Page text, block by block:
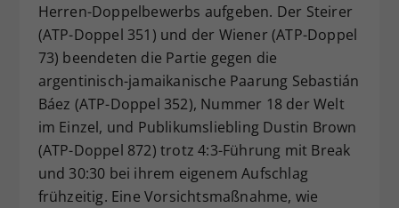
Herren-Doppelbewerbs aufgeben. Der Steirer
(ATP-Doppel 351) und der Wiener (ATP-Doppel
73) beendeten die Partie gegen die
argentinisch-jamaikanische Paarung Sebastián
Báez (ATP-Doppel 352), Nummer 18 der Welt
im Einzel, und Publikumsliebling Dustin Brown
(ATP-Doppel 872) trotz 4:3-Führung mit Break
und 30:30 bei ihrem eigenem Aufschlag
frühzeitig. Eine Vorsichtsmaßnahme, wie
Webseiten-Betreiber dies eingestellt
hat.